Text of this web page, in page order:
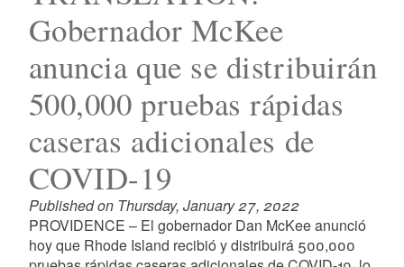
Gobernador McKee
anuncia que se distribuirán
500,000 pruebas rápidas
caseras adicionales de
COVID-19
Published on Thursday, January 27, 2022
PROVIDENCE – El gobernador Dan McKee anunció
hoy que Rhode Island recibió y distribuirá 500,000